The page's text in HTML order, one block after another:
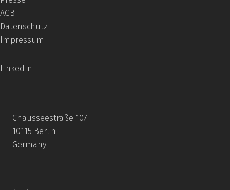
AGB
Datenschutz
Impressum
LinkedIn
Chausseestraße 107
10115 Berlin
Germany